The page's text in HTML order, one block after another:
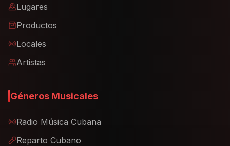
Lugares
Productos
Locales
Artistas
Géneros Musicales
Radio Música Cubana
Reparto Cubano